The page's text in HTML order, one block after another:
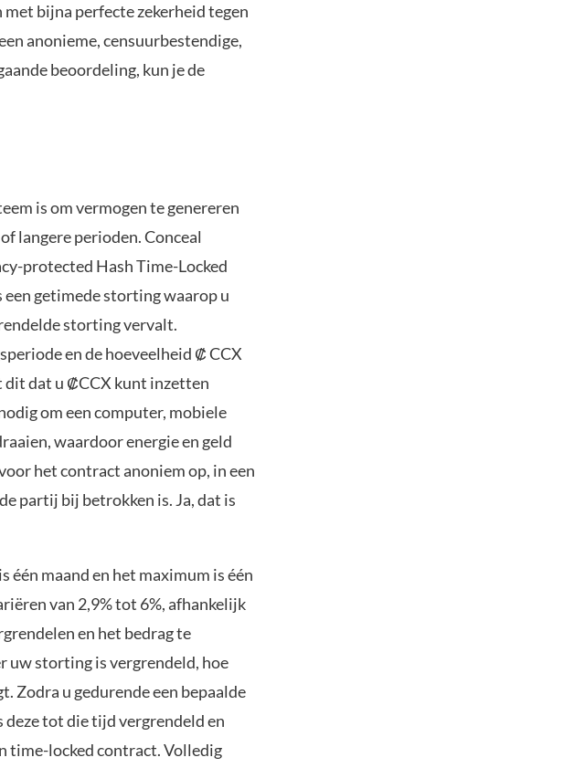
bijna perfecte zekerheid tegen
anonieme, censuurbestendige,
beoordeling, kun je de
is om vermogen te genereren
langere perioden. Conceal
protected Hash Time-Locked
getimede storting waarop u
storting vervalt.
en de hoeveelheid ₡ CCX
dit dat u ₡CCX kunt inzetten
om een computer, mobiele
waardoor energie en geld
het contract anoniem op, in een
partij bij betrokken is. Ja, dat is
maand en het maximum is één
van 2,9% tot 6%, afhankelijk
en het bedrag te
uw storting is vergrendeld, hoe
Zodra u gedurende een bepaalde
deze tot die tijd vergrendeld en
time-locked contract. Volledig